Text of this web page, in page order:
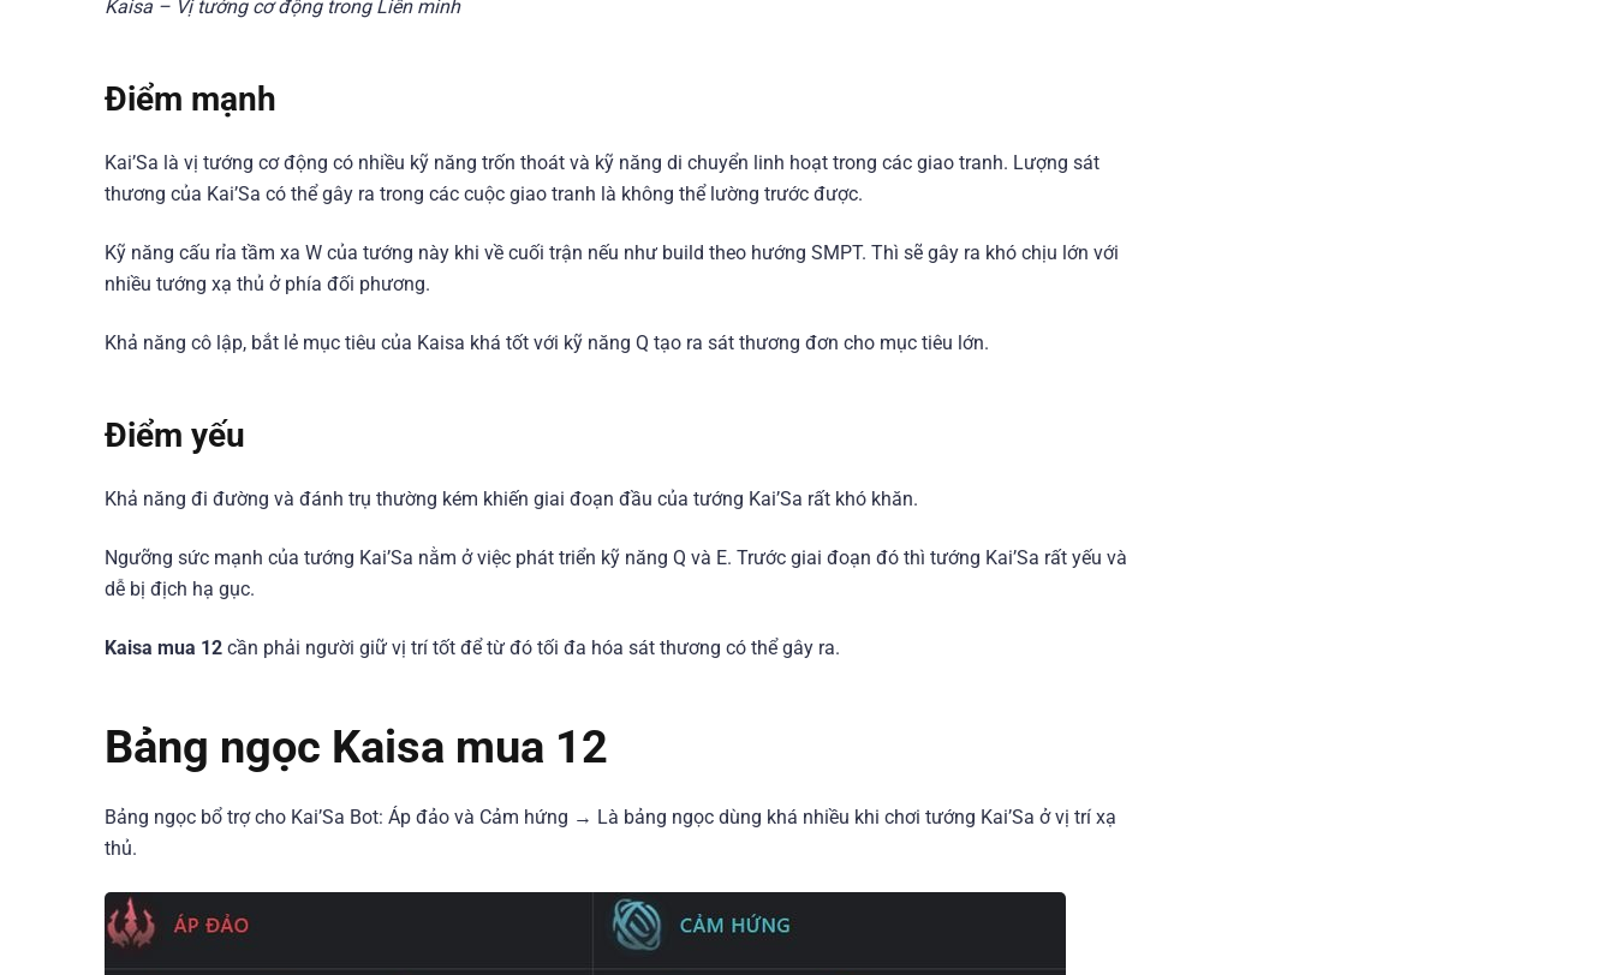
Kaisa – Vị tướng cơ động trong Liên minh
Điểm mạnh
Kai’Sa là vị tướng cơ động có nhiều kỹ năng trốn thoát và kỹ năng di chuyển linh hoạt trong các giao tranh. Lượng sát
thương của Kai’Sa có thể gây ra trong các cuộc giao tranh là không thể lường trước được.
Kỹ năng cấu rỉa tầm xa W của tướng này khi về cuối trận nếu như build theo hướng SMPT. Thì sẽ gây ra khó chịu lớn với
nhiều tướng xạ thủ ở phía đối phương.
Khả năng cô lập, bắt lẻ mục tiêu của Kaisa khá tốt với kỹ năng Q tạo ra sát thương đơn cho mục tiêu lớn.
Điểm yếu
Khả năng đi đường và đánh trụ thường kém khiến giai đoạn đầu của tướng Kai’Sa rất khó khăn.
Ngưỡng sức mạnh của tướng Kai’Sa nằm ở việc phát triển kỹ năng Q và E. Trước giai đoạn đó thì tướng Kai’Sa rất yếu và
dễ bị địch hạ gục.
Kaisa mua 12 cần phải người giữ vị trí tốt để từ đó tối đa hóa sát thương có thể gây ra.
Bảng ngọc Kaisa mua 12
Bảng ngọc bổ trợ cho Kai’Sa Bot: Áp đảo và Cảm hứng → Là bảng ngọc dùng khá nhiều khi chơi tướng Kai’Sa ở vị trí xạ
thủ.